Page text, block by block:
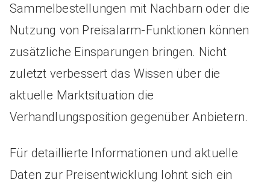
Sammelbestellungen mit Nachbarn oder die
Nutzung von Preisalarm-Funktionen können
zusätzliche Einsparungen bringen. Nicht
zuletzt verbessert das Wissen über die
aktuelle Marktsituation die
Verhandlungsposition gegenüber Anbietern.
Für detaillierte Informationen und aktuelle
Daten zur Preisentwicklung lohnt sich ein